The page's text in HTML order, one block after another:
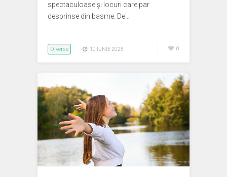
spectaculoase și locuri care par
desprinse din basme. De…
Diverse 10 IUNIE 2025 0